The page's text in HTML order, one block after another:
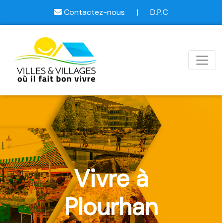
Contactez-nous | D.P.C
Vivre à
Plourhan